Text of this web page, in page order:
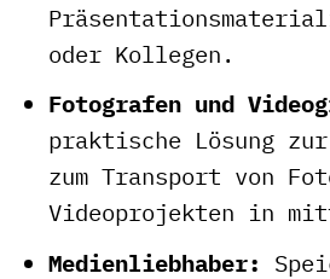
oder Kollegen.
Fotografen und
praktische Lösung
zum Transport von
Videoprojekten in
Medienliebhaber: